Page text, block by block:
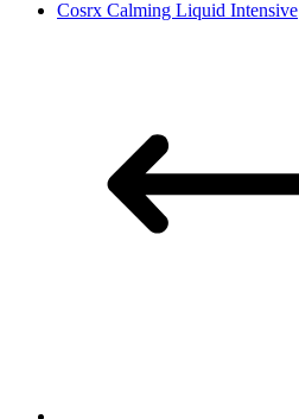
Cosrx Calming Liquid Intensive